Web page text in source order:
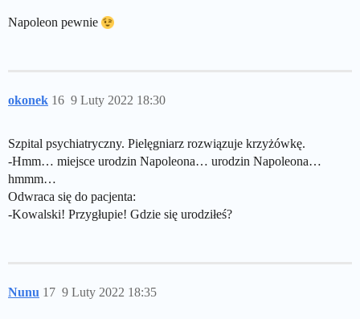
Napoleon pewnie
okonek 9 Luty 2022 18:30
16
Szpital psychiatryczny. Pielęgniarz rozwiązuje krzyżówkę.
-Hmm… miejsce urodzin Napoleona… urodzin Napoleona…
hmmm…
Odwraca się do pacjenta:
-Kowalski! Przygłupie! Gdzie się urodziłeś?
Nunu 9 Luty 2022 18:35
17